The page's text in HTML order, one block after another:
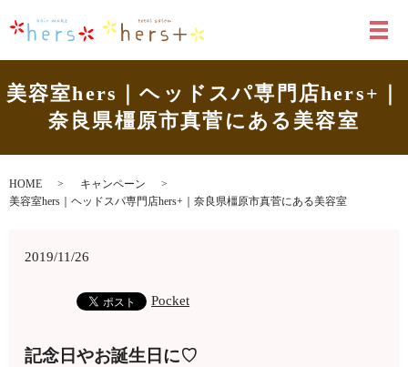
メ
美容室hers｜ヘッドスパ専門店hers+｜
奈良県橿原市真菅にある美容室
HOME
キャンペーン
美容室hers｜ヘッドスパ専門店hers+｜奈良県橿原市真菅にある美容室
2019/11/26
Pocket
記念日やお誕生日に♡